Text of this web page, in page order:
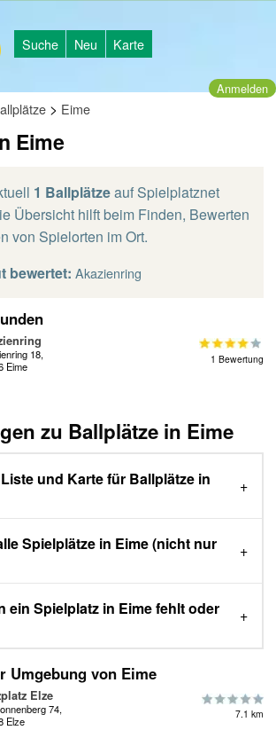
Suche Neu Karte
Anmelden
> Eime
Eime
1 Ballplätzeauf Spielplatznet
Übersicht hilft beim Finden, Bewerten
von Spielorten im Ort.
bewertet: Akazienring
18,
Eime
1 Bewertung
zu Ballplätze in Eime
und Karte für Ballplätze in
Spielplätze in Eime (nicht nur
ein Spielplatz in Eime fehlt oder
Umgebung von Eime
Elze
74,
Elze
7.1 km